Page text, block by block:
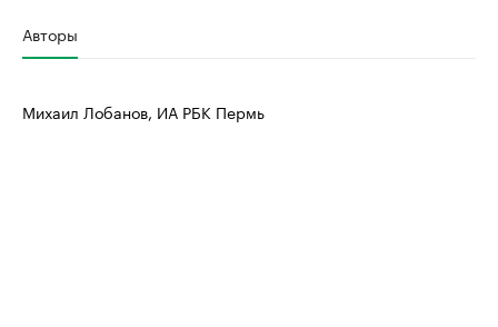
Авторы
Михаил Лобанов, ИА РБК Пермь